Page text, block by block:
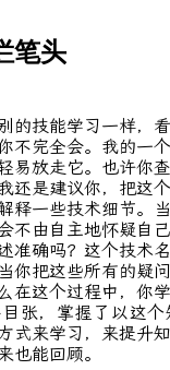
笔头
的技能学习一样，
不完全会。我的一
易放走它。也许你
还是建议你，把这
释一些技术细节。
不由自主地怀疑自
准确吗？这个技术
你把这些所有的疑
在这个过程中，你
张，掌握了以这
式来学习，来提升
也能回顾。